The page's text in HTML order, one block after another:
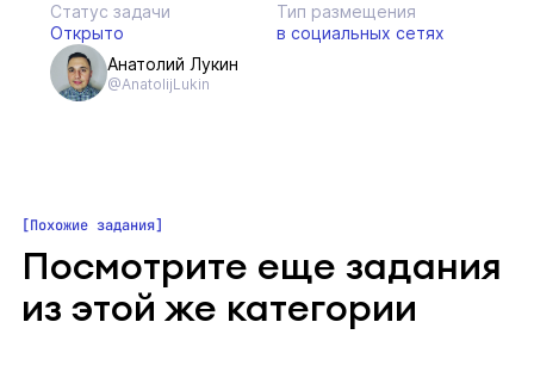
Статус задачи
Открыто
Тип размещения
в социальных сетях
Анатолий Лукин
@AnatolijLukin
Похожие задания
Посмотрите еще задания
из этой же категории